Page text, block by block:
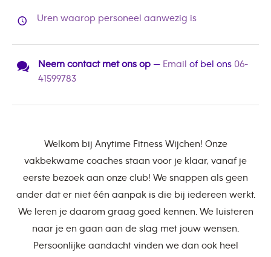
Uren waarop personeel aanwezig is
Neem contact met ons op — Email of bel ons 06-
41599783
Welkom bij Anytime Fitness Wijchen! Onze
vakbekwame coaches staan voor je klaar, vanaf je
eerste bezoek aan onze club! We snappen als geen
ander dat er niet één aanpak is die bij iedereen werkt.
We leren je daarom graag goed kennen. We luisteren
naar je en gaan aan de slag met jouw wensen.
Persoonlijke aandacht vinden we dan ook heel